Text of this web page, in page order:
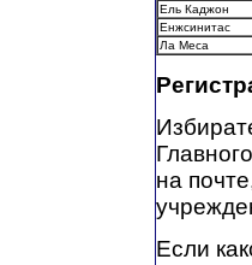
Ель Каджон
Енжсинитас
Ла Меса
на
Если